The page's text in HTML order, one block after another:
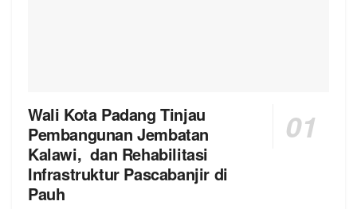
Wali Kota Padang Tinjau
Pembangunan Jembatan
Kalawi, dan Rehabilitasi
Infrastruktur Pascabanjir di
Pauh